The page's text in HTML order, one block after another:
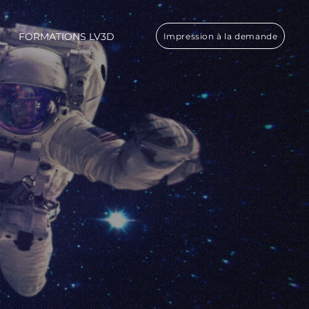
FORMATIONS LV3D Impression à la demande